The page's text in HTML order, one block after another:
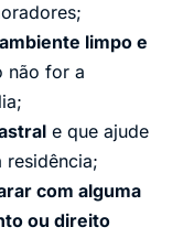
limpo e
não for a
e que ajude
residência;
com alguma
ou direito